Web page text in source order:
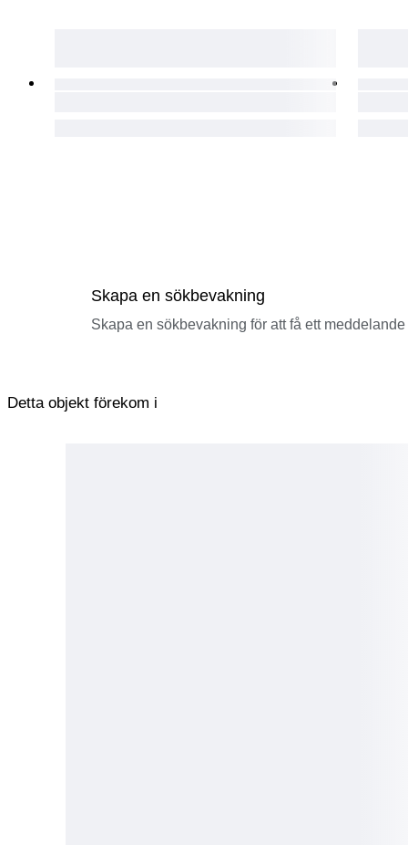
Skapa en sökbevakning
Skapa en sökbevakning för att få ett
Detta objekt förekom i